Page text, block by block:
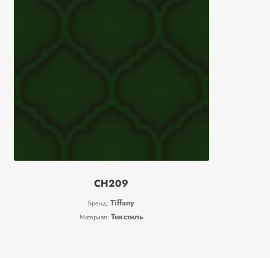
CH209
Бренд:Tiffany
Материал: Текстиль